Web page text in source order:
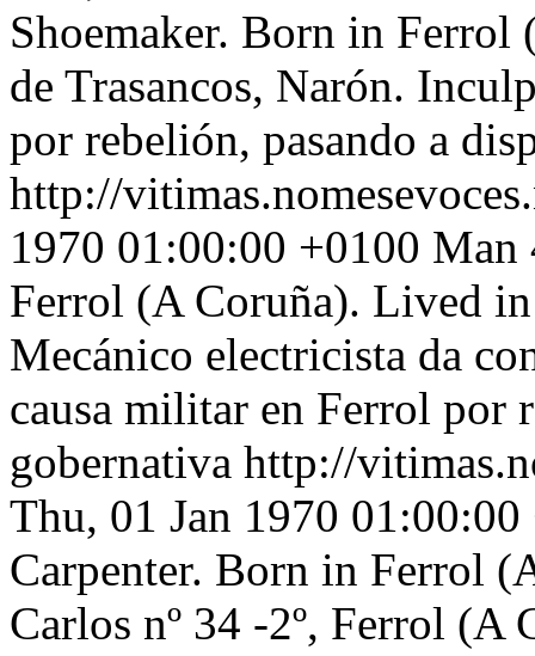
Shoemaker. Born in
de Trasancos, Narón.
por rebelión, pasando a
http://
1970 01:00:00 +0100 Man
Ferrol (A Coruña). Lived
Mecánico electricista da
causa militar en Ferrol por
gobernativa http://
Thu, 01 Jan 1970 01:00:00
Carpenter. Born in Ferrol
Carlos nº 34 -2º, Ferrol (A